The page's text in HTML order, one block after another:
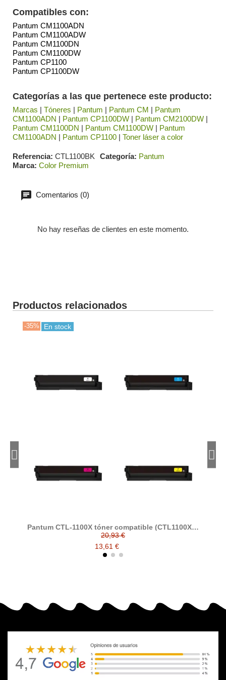
Compatibles con:
Pantum CM1100ADN
Pantum CM1100ADW
Pantum CM1100DN
Pantum CM1100DW
Pantum CP1100
Pantum CP1100DW
Categorías a las que pertenece este producto:
Marcas | Tóneres | Pantum | Pantum CM | Pantum
CM1100ADN | Pantum CP1100DW | Pantum CM2100DW |
Pantum CM1100DN | Pantum CM1100DW | Pantum
CM1100ADN | Pantum CP1100 | Toner láser a color
Referencia CTL1100BK Categoría Pantum
Marca Color Premium
Comentarios (0)
No hay reseñas de clientes en este momento.
Productos relacionados
-35% En stock
Pantum CTL-1100X tóner compatible (CTL1100XK,
CTL1100XC, CTL1100XM, CTL1100XY)
20,93 €
13,61 €